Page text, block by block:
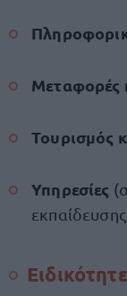
Μεταφορές
Τουρισμός
Υπηρεσίες